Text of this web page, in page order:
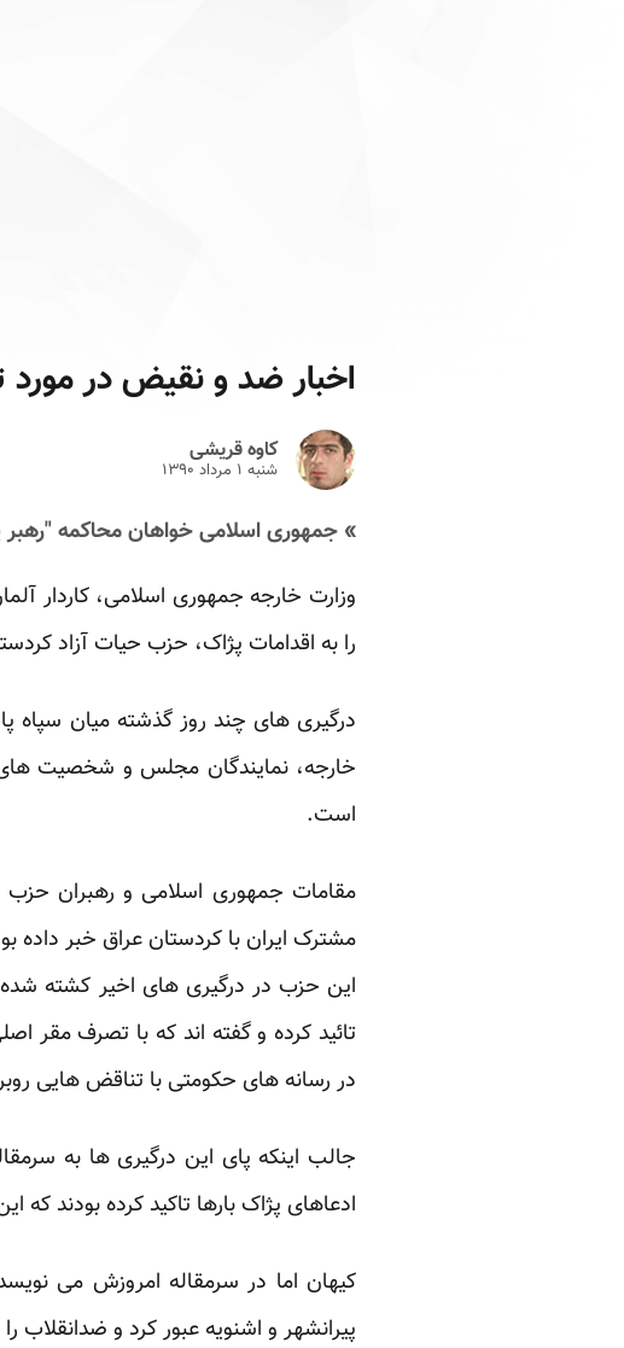
اخبار ضد و نقیض در مورد
کاوه قریشی
شنبه ۱ مرداد ۱۳۹۰
» جمهوری اسلامی خواهان محاکمه
وزارت خارجه جمهوری اسلامی، کاردار
را به اقدامات پژاک، حزب حیات آزاد
درگیری های چند روز گذشته میان سپاه
خارجه، نمایندگان مجلس و شخصیت های
است.
مقامات جمهوری اسلامی و رهبران حزب
مشترک ایران با کردستان عراق خبر
این حزب در درگیری های اخیر کشته شده
تائید کرده و گفته اند که با تصرف مقر
در رسانه های حکومتی با تناقض هایی
جالب اینکه پای این درگیری ها به
ادعاهای پژاک بارها تاکید کرده بودند
کیهان اما در سرمقاله امروزش می
پیرانشهر و اشنویه عبور کرد و ضدانقلاب